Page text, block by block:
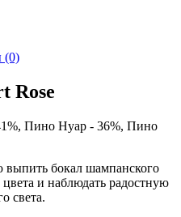
(0)
Rose
Пино Нуар - 36%, Пино
выпить бокал шампанского
и наблюдать радостную
света.